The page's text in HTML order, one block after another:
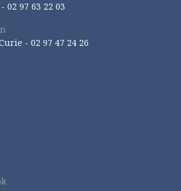
02 97 63 22 03
- 02 97 47 24 26